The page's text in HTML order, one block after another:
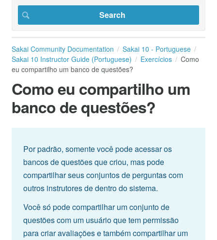
Sakai Community Documentation
Sakai 10 - Portuguese
Sakai 10 Instructor Guide (Portuguese)
Exercícios
Como
eu compartilho um banco de questões?
Como eu compartilho um
banco de questões?
Por padrão, somente você pode acessar os
bancos de questões que criou, mas pode
compartilhar seus conjuntos de perguntas com
outros instrutores de dentro do sistema.
Você só pode compartilhar um conjunto de
questões com um usuário que tem permissão
para criar avaliações e também compartilhar um